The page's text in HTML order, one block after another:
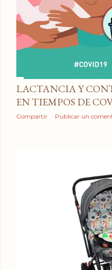
LACTANCIA Y
EN TIEMPOS DE
Compartir Publicar un